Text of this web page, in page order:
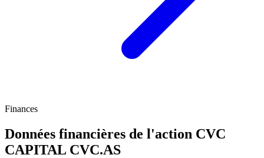
Finances
Données financières de l'action CVC
CAPITAL CVC.AS